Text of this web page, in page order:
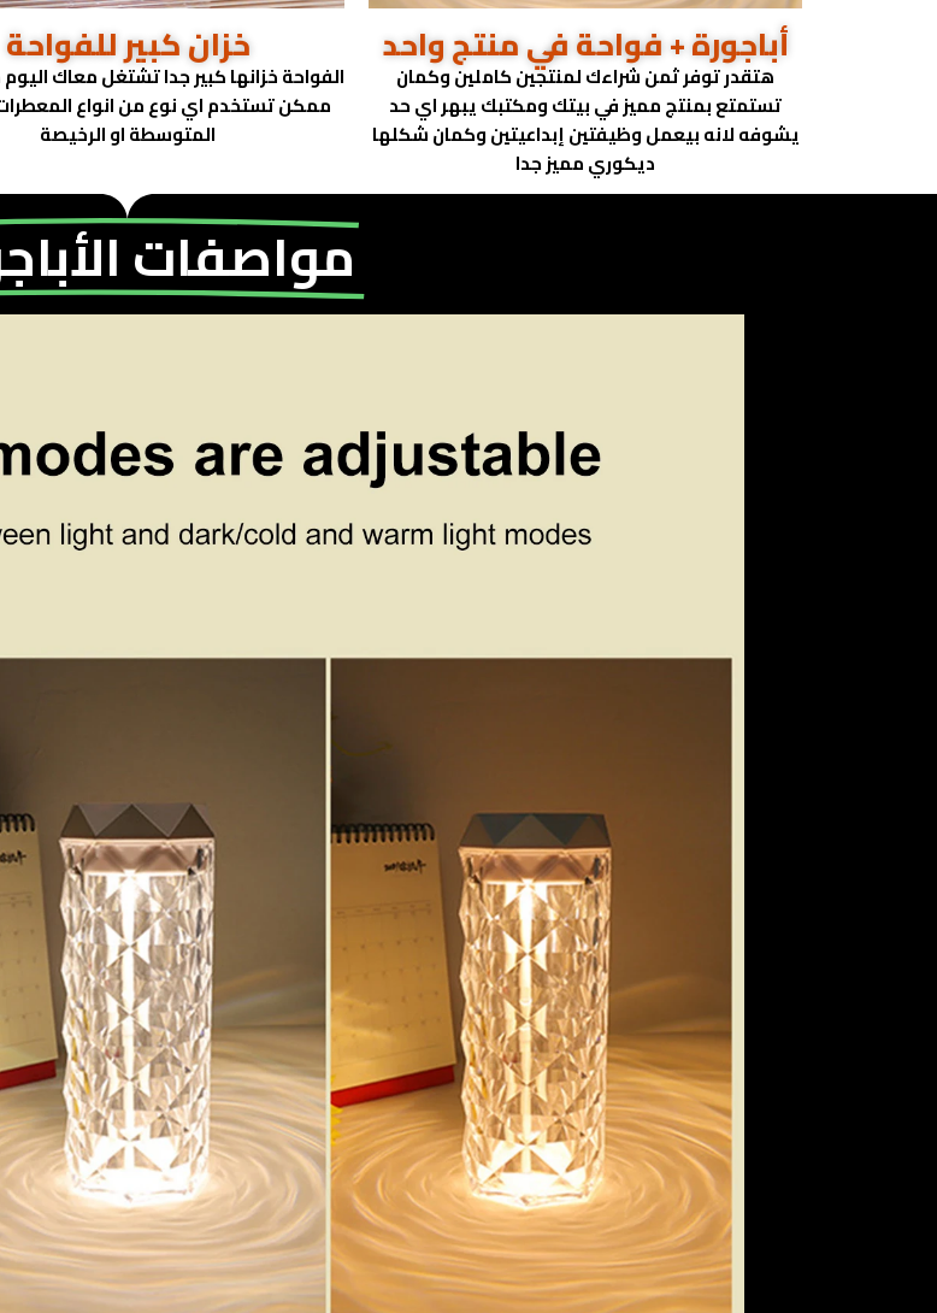
أباجورة + فواحة في منتج واحد
هتقدر توفر ثمن شراءك لمنتجين كاملين وكمان
تستمتع بمنتج مميز في بيتك ومكتبك يبهر اي حد
يشوفه لانه بيعمل وظيفتين إبداعيتين وكمان شكلها
ديكوري مميز جدا
خزان كبير للفواحة
الفواحة خزانها كبير جدا تشتغل معاك
ممكن تستخدم اي نوع من انواع المعطرات
المتوسطة او الرخيصة
مواصفات